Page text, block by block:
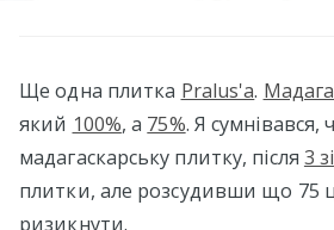
Ще одна плитка Pralus'а.
який 100%, а 75%. Я сумнівався,
мадагаскарську плитку, після 3
плитки, але розсудивши що 75
ризикнути.